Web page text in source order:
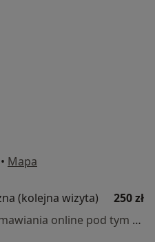
• Mapa
(kolejna wizyta)
250 zł
Specjalista nie oferuje umawiania online pod tym adresem.